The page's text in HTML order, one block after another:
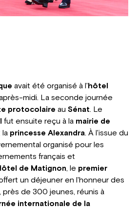
avait été organisé à l' hôtel
midi. La seconde journée
protocolaire au Sénat. Le
fut ensuite reçu à la mairie de
la princesse Alexandra. À l'issue du
organisé pour les
français et
de Matignon, le premier
un déjeuner en l'honneur des
près de 300 jeunes, réunis à
internationale de la